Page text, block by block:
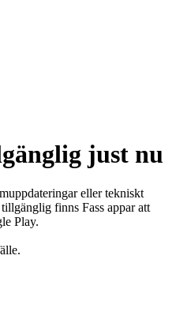
just nu
eller tekniskt
finns Fass appar att
Play.